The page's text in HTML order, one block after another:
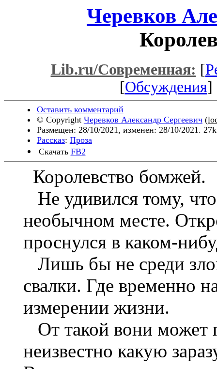
Черевков
Lib.ru/Современная: [
[Обсуждения]
Оставить комментарий
© Copyright Черевков Александр Сергеевич(
Размещен: 28/10/2021, изменен: 28/10/2021.
Рассказ: Проза
Скачать FB2
Королевство бомжей.
Не удивился тому,
необычном месте.
проснулся в каком-
Лишь бы не среди
свалки. Где временно
измерении жизни.
От такой вони может
неизвестно какую